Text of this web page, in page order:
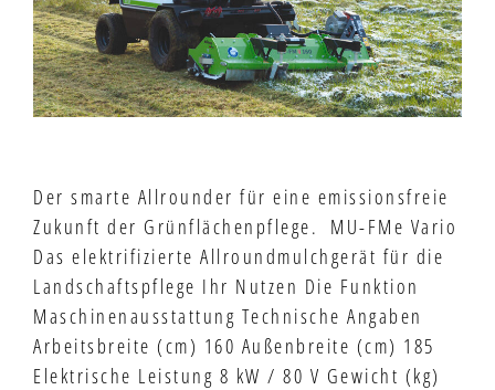
Der smarte Allrounder für eine emissionsfreie
Zukunft der Grünflächenpflege. MU-FMe Vario
Das elektrifizierte Allroundmulchgerät für die
Landschaftspflege Ihr Nutzen Die Funktion
Maschinenausstattung Technische Angaben
Arbeitsbreite (cm) 160 Außenbreite (cm) 185
Elektrische Leistung 8 kW / 80 V Gewicht (kg)